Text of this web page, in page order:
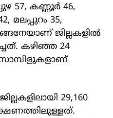
57, കണ്ണൂര്‍ 46,
മലപ്പുറം 35,
ജില്ലകളില്‍
കഴിഞ്ഞ 24
സാമ്പിളുകളാണ്
29,160